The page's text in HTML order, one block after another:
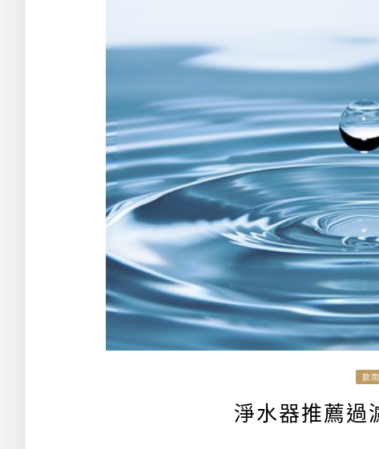
飲
淨水器推薦過